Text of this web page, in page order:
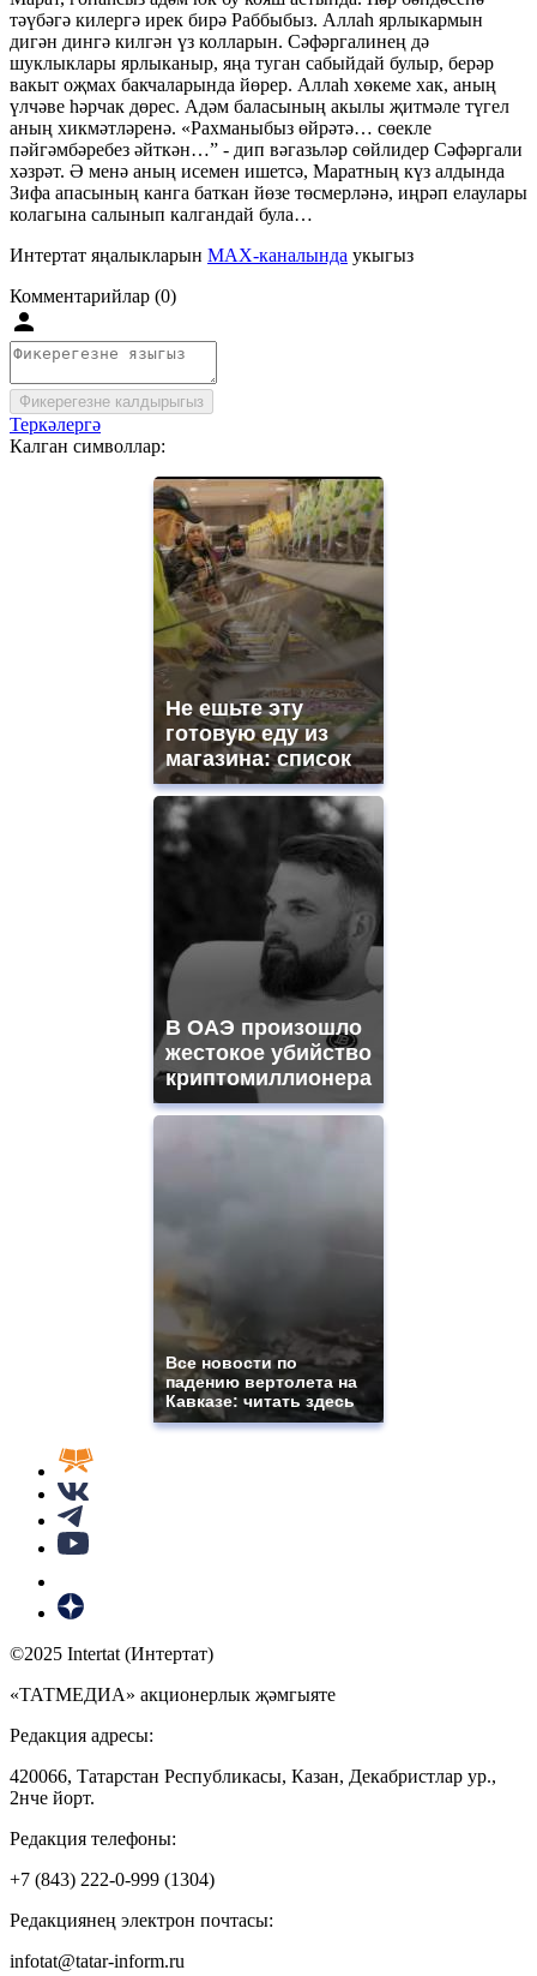
тәүбәгә килергә ирек бирә Раббыбыз. Аллаһ ярлыкармын
дигән дингә килгән үз колларын. Сәфәргалинең дә
шуклыклары ярлыканыр, яңа туган сабыйдай булыр, берәр
вакыт оҗмах бакчаларында йөрер. Аллаһ хөкеме хак, аның
үлчәве һәрчак дөрес. Адәм баласының акылы җитмәле түгел
аның хикмәтләренә. «Рахманыбыз өйрәтә… сөекле
пәйгәмбәребез әйткән…” - дип вәгазьләр сөйлидер Сәфәргали
хәзрәт. Ә менә аның исемен ишетсә, Маратның күз алдында
Зифа апасының канга баткан йөзе төсмерләнә, иңрәп елаулары
колагына салынып калгандай була…
Интертат яңалыкларын MAX-каналында укыгыз
Комментарийлар (0)
Фикерегезне калдырыгыз
Теркәлергә
Калган символлар:
Не ешьте эту
готовую еду из
магазина: список
В ОАЭ произошло
жестокое убийство
криптомиллионера
Все новости по
падению вертолета на
Кавказе: читать здесь
©2025 Intertat (Интертат)
«ТАТМЕДИА» акционерлык җәмгыяте
Редакция адресы:
420066, Татарстан Республикасы, Казан, Декабристлар ур.,
2нче йорт.
Редакция телефоны:
+7 (843) 222-0-999 (1304)
Редакциянең электрон почтасы:
infotat@tatar-inform.ru